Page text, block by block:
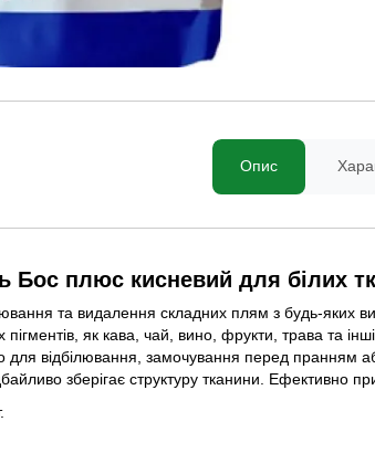
Опис
Бос плюс кисневий для білих
та видалення складних плям з будь-яких
пігментів, як кава, чай, вино, фрукти, трава та
для відбілювання, замочування перед пранням
зберігає структуру тканини. Ефективно